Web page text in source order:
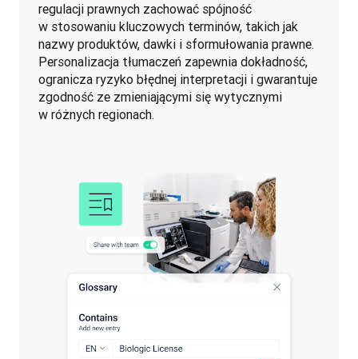
regulacji prawnych zachować spójność
w stosowaniu kluczowych terminów, takich jak
nazwy produktów, dawki i sformułowania prawne.
Personalizacja tłumaczeń zapewnia dokładność,
ogranicza ryzyko błędnej interpretacji i gwarantuje
zgodność ze zmieniającymi się wytycznymi
w różnych regionach.